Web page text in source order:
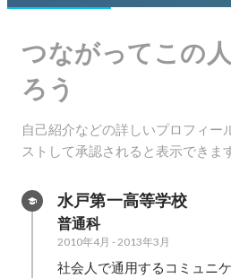
つながってこの
ろう
自己紹介などの詳しいプロフィー
ストして承認されると表示できま
水戸第一高等学校
普通科
2010年4月 -2013年3月
社会人で通用するコミュニ